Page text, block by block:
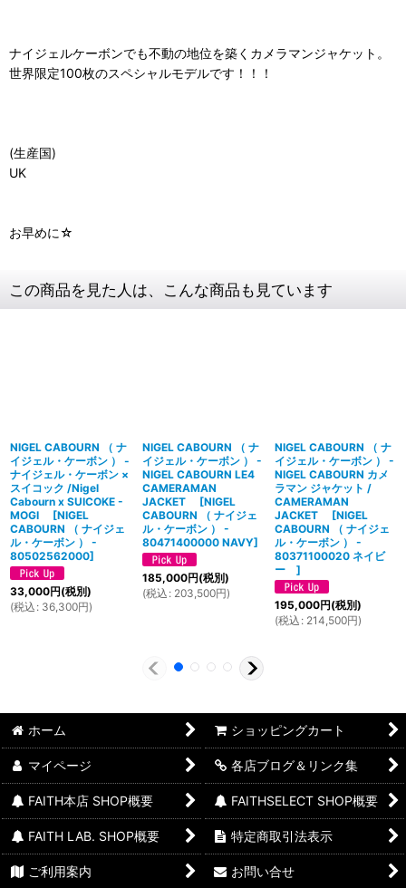
ナイジェルケーボンでも不動の地位を築くカメラマンジャケット。
世界限定100枚のスペシャルモデルです！！！
(生産国)
UK
お早めに☆
この商品を見た人は、こんな商品も見ています
NIGEL CABOURN （ ナ
イジェル・ケーボン ） -
ナイジェル・ケーボン ×
スイコック /Nigel
Cabourn x SUICOKE -
MOGI
[NIGEL
CABOURN （ ナイジェ
ル・ケーボン ） -
80502562000]
33,000円(税別)
(税込 : 36,300円)
NIGEL CABOURN （ ナ
イジェル・ケーボン ） -
NIGEL CABOURN LE4
CAMERAMAN
JACKET
[NIGEL
CABOURN （ ナイジェ
ル・ケーボン ） -
80471400000 NAVY]
185,000円(税別)
(税込 : 203,500円)
NIGEL CABOURN （ ナ
イジェル・ケーボン ） -
NIGEL CABOURN カメ
ラマン ジャケット /
CAMERAMAN
JACKET
[NIGEL
CABOURN （ ナイジェ
ル・ケーボン ） -
80371100020 ネイビ
ー ]
195,000円(税別)
(税込 : 214,500円)
ホーム ショッピングカート
マイページ 各店ブログ＆リンク集
FAITH本店 SHOP概要 FAITHSELECT SHOP概要
FAITH LAB. SHOP概要 特定商取引法表示
ご利用案内 お問い合せ